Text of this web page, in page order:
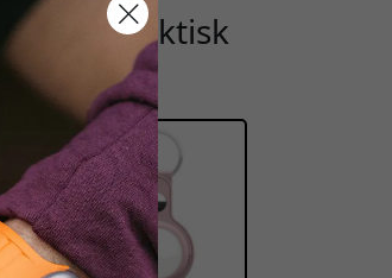
med praktisk
- Rosa
rabatt.